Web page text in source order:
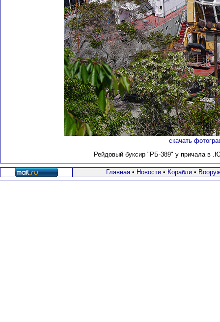
скачать
Рейдовый буксир "РБ-389" у причала в
Главная• Новости• Корабли•